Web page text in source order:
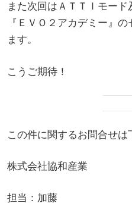
また次回はＡＴＴＩモー
『ＥＶＯ２アカデミー』
ます。
こうご期待！
この件に関するお問合せは
株式会社協和産業
担当：加藤